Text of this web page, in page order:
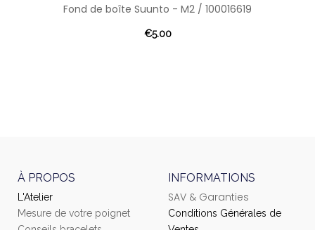
Fond de boîte Suunto - M2 / 100016619
€5.00
À PROPOS
L'Atelier
Mesure de votre poignet
INFORMATIONS
SAV & Garanties
Conditions Générales de